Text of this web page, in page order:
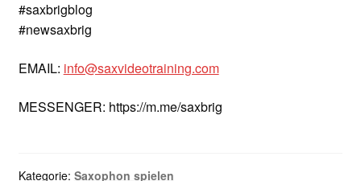
#saxbrigblog
#newsaxbrig
EMAIL: info@saxvideotraining.com
MESSENGER: https://m.me/saxbrig
Kategorie: Saxophon spielen